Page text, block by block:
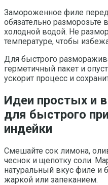
Замороженное филе
обязательно разморозьте
холодной водой. Не
температуре, чтобы
Для быстрого
герметичный пакет и
ускорит процесс и
Идеи простых и
для быстрого
индейки
Смешайте сок лимона,
чеснок и щепотку соли.
натуральный вкус филе и
жаркой или запеканием.